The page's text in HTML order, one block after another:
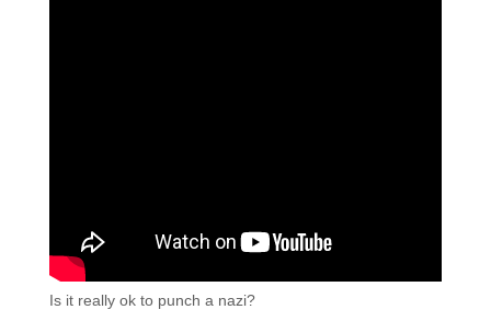
Is it really ok to punch a nazi?